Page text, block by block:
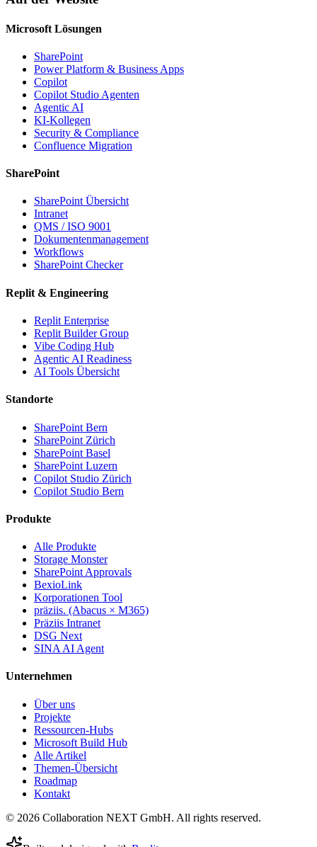
Microsoft Lösungen
SharePoint
Power Platform & Business Apps
Copilot
Copilot Studio Agenten
Agentic AI
KI-Kollegen
Security & Compliance
Confluence Migration
SharePoint
SharePoint Übersicht
Intranet
QMS / ISO 9001
Dokumentenmanagement
Workflows
SharePoint Checker
Replit & Engineering
Replit Enterprise
Replit Builder Group
Vibe Coding Hub
Agentic AI Readiness
AI Tools Übersicht
Standorte
SharePoint Bern
SharePoint Zürich
SharePoint Basel
SharePoint Luzern
Copilot Studio Zürich
Copilot Studio Bern
Produkte
Alle Produkte
Storage Monster
SharePoint Approvals
BexioLink
Korporationen Tool
präziis. (Abacus × M365)
Präziis Intranet
DSG Next
SINA AI Agent
Unternehmen
Über uns
Projekte
Ressourcen-Hubs
Microsoft Build Hub
Alle Artikel
Themen-Übersicht
Roadmap
Kontakt
© 2026 Collaboration NEXT GmbH. All rights reserved.